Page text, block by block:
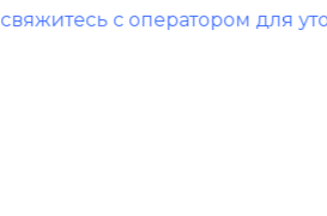
для уточнения